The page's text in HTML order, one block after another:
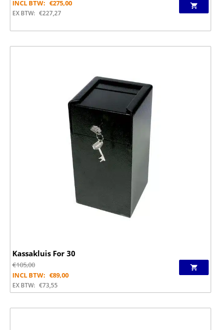
INCL BTW: €275,00
EX BTW: €227,27
Kassakluis For 30
€105,00
INCL BTW: €89,00
EX BTW: €73,55